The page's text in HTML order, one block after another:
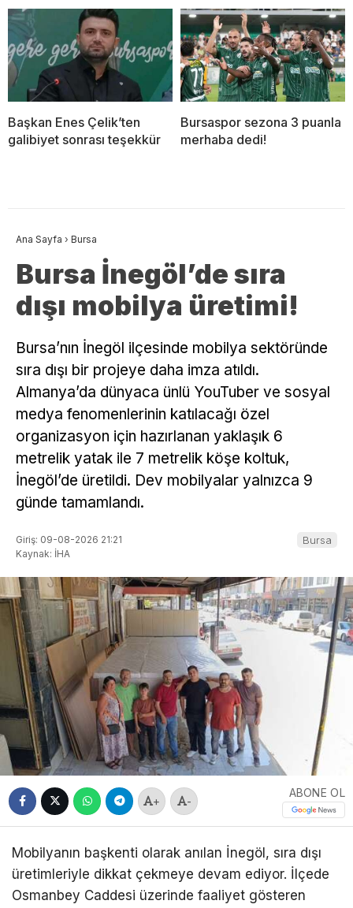
Başkan Enes Çelik’ten
galibiyet sonrası teşekkür
Bursaspor sezona 3 puanla
merhaba dedi!
Ana Sayfa › Bursa
Bursa İnegöl’de sıra
dışı mobilya üretimi!
Bursa’nın İnegöl ilçesinde mobilya sektöründe
sıra dışı bir projeye daha imza atıldı.
Almanya’da dünyaca ünlü YouTuber ve sosyal
medya fenomenlerinin katılacağı özel
organizasyon için hazırlanan yaklaşık 6
metrelik yatak ile 7 metrelik köşe koltuk,
İnegöl’de üretildi. Dev mobilyalar yalnızca 9
günde tamamlandı.
Giriş: 09-08-2026 21:21
Kaynak: İHA
Bursa
+ -
ABONE OL
Mobilyanın başkenti olarak anılan İnegöl, sıra dışı
üretimleriyle dikkat çekmeye devam ediyor. İlçede
Osmanbey Caddesi üzerinde faaliyet gösteren